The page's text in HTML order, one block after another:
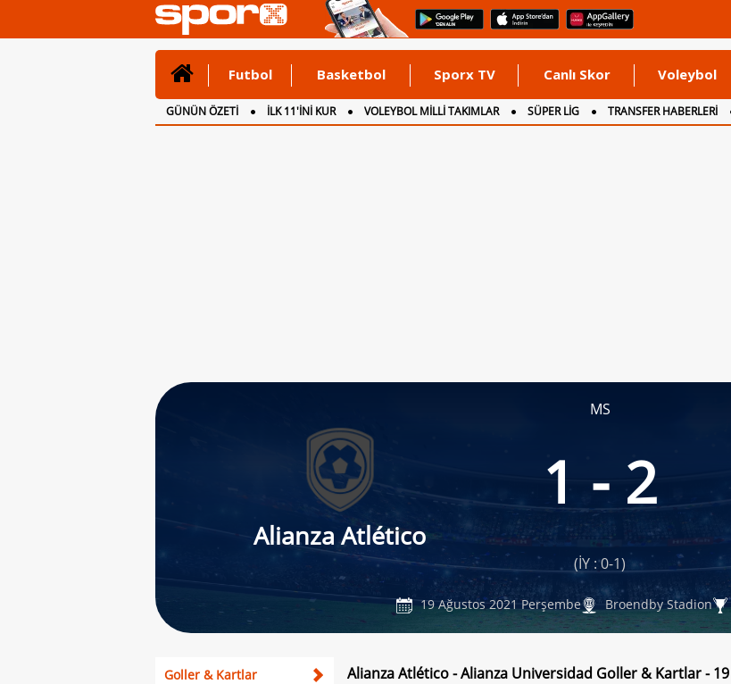
Futbol Basketbol Sporx TV Canlı Skor Voleybol
GÜNÜN ÖZETİ İLK 11'İNİ KUR VOLEYBOL MİLLİ TAKIMLAR SÜPER LİG TRANSFER HABERLERİ
CANLI ANLATIM
İNGİLTERE
MS
Alianza Atlético
1 - 2
(İY : 0-1)
19 Ağustos 2021 Perşembe Broendby Stadion
Goller & Kartlar Alianza Atlético - Alianza Universidad Goller & Kartlar -